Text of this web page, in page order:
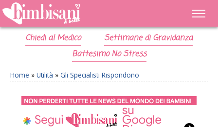
Chiedi al Medico
Settimane di Gravidanza
Battesimo No Stress
Home » Utilità » Gli Specialisti Rispondono